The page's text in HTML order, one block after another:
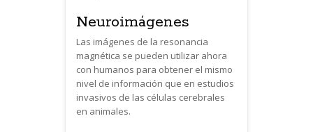
Neuroimágenes
Las imágenes de la resonancia
magnética se pueden utilizar ahora
con humanos para obtener el mismo
nivel de información que en estudios
invasivos de las células cerebrales
en animales.